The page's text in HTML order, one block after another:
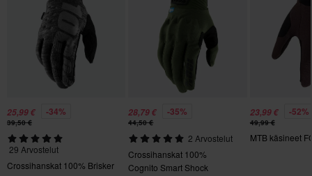
M
134 x 228 x 30 mm
XL
105 x 230 x 20 mm
25,99 € -34%
39,50 €
29 Arvostelut
Crossihanskat 100% Brisker
28,79 € -35%
44,50 €
2 Arvostelut
Crossihanskat 100%
Cognito Smart Shock
23,99 € -52%
49,99 €
MTB käsineet